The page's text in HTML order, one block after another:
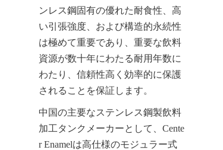
ンレス鋼固有の優れた耐食性、高
い引張強度、および構造的永続性
は極めて重要であり、重要な飲料
資源が数十年にわたる耐用年数に
わたり、信頼性高く効率的に保護
されることを保証します。
中国の主要なステンレス鋼製飲料
加工タンクメーカーとして、Cente
r Enamelは高仕様のモジュラー式